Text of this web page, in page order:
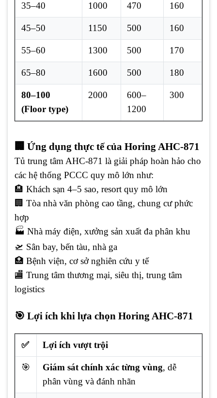
35–40 1000 470 160
45–50 1150 500 160
55–60 1300 500 170
65–80 1600 500 180
80–100
(Floor type)
2000
600–
1200
300
🏢 Ứng dụng thực tế của Horing AHC-871
Tủ trung tâm AHC-871 là giải pháp hoàn hảo cho
các hệ thống PCCC quy mô lớn như:
🏨 Khách sạn 4–5 sao, resort quy mô lớn
🏢 Tòa nhà văn phòng cao tầng, chung cư phức
hợp
🏭 Nhà máy điện, xưởng sản xuất đa phân khu
🛫 Sân bay, bến tàu, nhà ga
🏥 Bệnh viện, cơ sở nghiên cứu y tế
🏬 Trung tâm thương mại, siêu thị, trung tâm
logistics
🎯 Lợi ích khi lựa chọn Horing AHC-871
✅ Lợi ích vượt trội
🎯 Giám sát chính xác từng vùng, dễ
phân vùng và đánh nhãn